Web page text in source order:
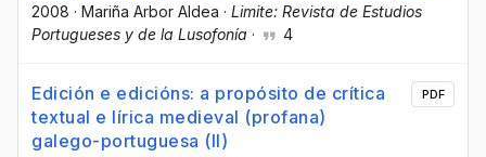
2008 · Mariña Arbor Aldea · Limite: Revista de Estudios
Portugueses y de la Lusofonía · 4
Edición e edicións: a propósito de crítica
textual e lírica medieval (profana)
galego-portuguesa (II)
PDF